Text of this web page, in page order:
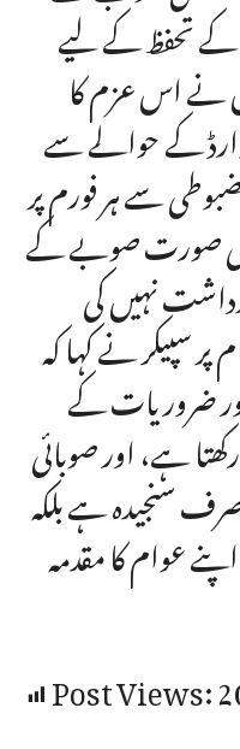
کے تحفظ کے لیے
نے اس عزم کا
کے حوالے سے
سے ہر فورم پر
صورت صوبے کے
نہیں کی
سپیکر نے کہا کہ
ضروریات کے
ہے، اور صوبائی
سنجیدہ ہے بلکہ
عوام کا مقدمہ
Post Views: